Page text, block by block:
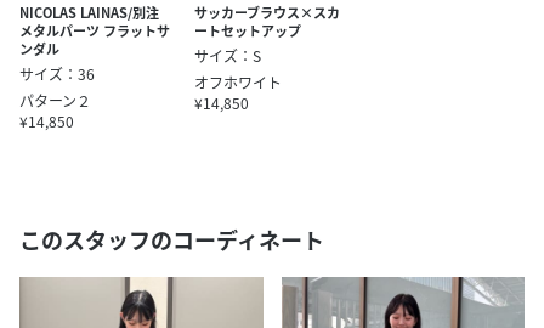
NICOLAS LAINAS/別注
メタルパーツ フラットサ
ンダル
サイズ：36
パターン２
¥14,850
サッカーブラウス×スカ
ートセットアップ
サイズ：S
オフホワイト
¥14,850
このスタッフのコーディネート